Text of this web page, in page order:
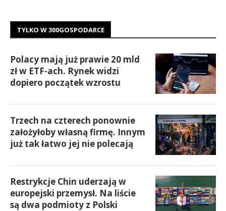
TYLKO W 300GOSPODARCE
Polacy mają już prawie 20 mld
zł w ETF-ach. Rynek widzi
dopiero początek wzrostu
Trzech na czterech ponownie
założyłoby własną firmę. Innym
już tak łatwo jej nie polecają
Restrykcje Chin uderzają w
europejski przemysł. Na liście
są dwa podmioty z Polski